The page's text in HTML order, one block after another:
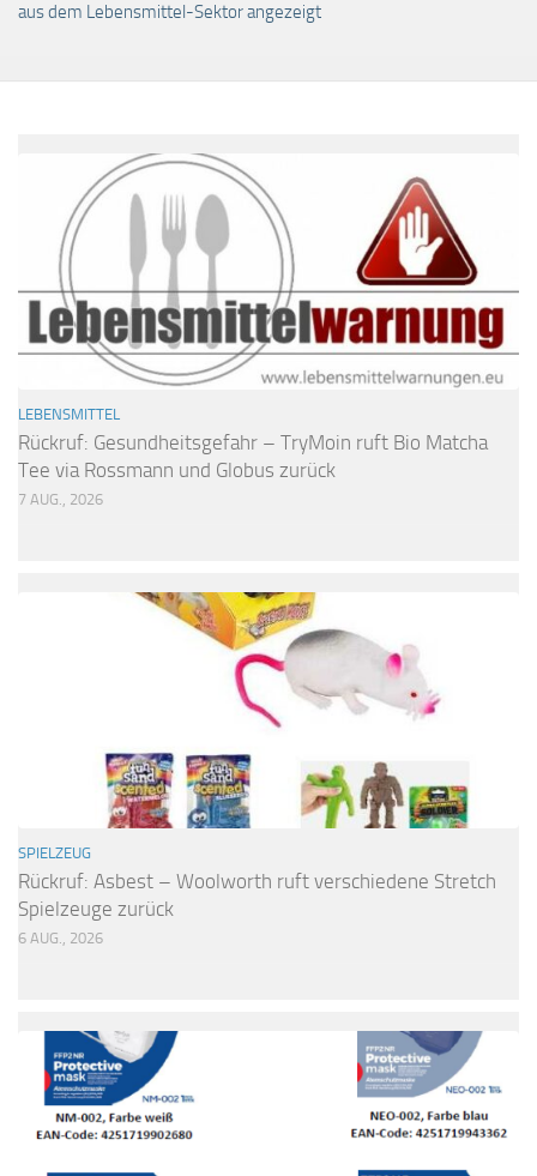
aus dem Lebensmittel-Sektor angezeigt
LEBENSMITTEL
Rückruf: Gesundheitsgefahr – TryMoin ruft Bio Matcha
Tee via Rossmann und Globus zurück
7 AUG., 2026
SPIELZEUG
Rückruf: Asbest – Woolworth ruft verschiedene Stretch
Spielzeuge zurück
6 AUG., 2026